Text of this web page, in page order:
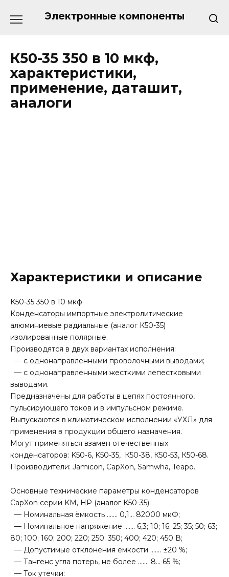
содержанию
Электронные компоненты
К50-35 350 в 10 мкф,
характеристики,
применение, даташит,
аналоги
Характеристики и описание
К50-35 350 в 10 мкф
Конденсаторы импортные электролитические
алюминиевые радиальные (аналог К50-35)
изолированные полярные.
Производятся в двух вариантах исполнения:
— с однонаправленными проволочными выводами;
— с однонаправленными жесткими лепестковыми
выводами.
Предназначены для работы в цепях постоянного,
пульсирующего токов и в импульсном режиме.
Выпускаются в климатическом исполнении «УХЛ» для
применения в продукции общего назначения.
Могут применяться взамен отечественных
конденсаторов: K50-6, K50-35, К50-38, К50-53, К50-68.
Производители: Jamicon, CapXon, Samwha, Teapo.
Основные технические параметры конденсаторов
CapXon серии KM, HP (аналог К50-35):
— Номинальная ёмкость ……. 0,1… 82000 мкФ;
— Номинальное напряжение ……. 6,3; 10; 16; 25; 35; 50; 63;
80; 100; 160; 200; 220; 250; 350; 400; 420; 450 В;
— Допустимые отклонения ёмкости ……. ±20 %;
— Тангенс угла потерь, не более ……. 8… 65 %;
— Ток утечки: